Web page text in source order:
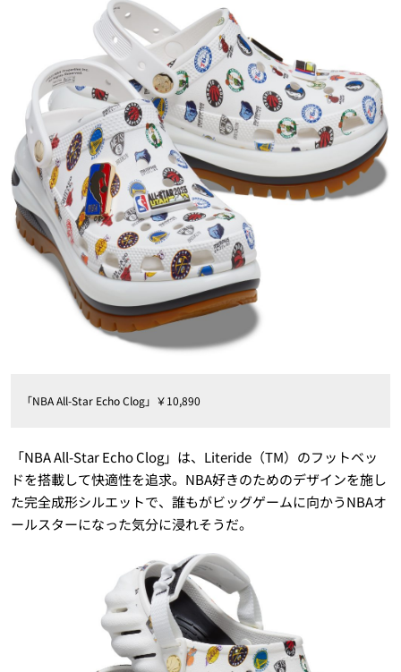
「NBA All-Star Echo Clog」￥10,890
「NBA All-Star Echo Clog」は、Literide（TM）のフットベッ
ドを搭載して快適性を追求。NBA好きのためのデザインを施し
た完全成形シルエットで、誰もがビッグゲームに向かうNBAオ
ールスターになった気分に浸れそうだ。